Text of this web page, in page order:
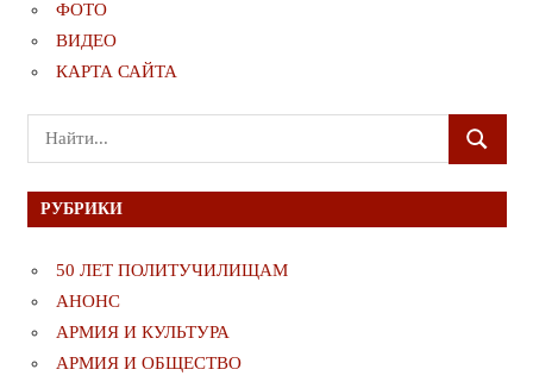
ФОТО
ВИДЕО
КАРТА САЙТА
Поиск
для:
ПОИСК
РУБРИКИ
50 ЛЕТ ПОЛИТУЧИЛИЩАМ
АНОНС
АРМИЯ И КУЛЬТУРА
АРМИЯ И ОБЩЕСТВО